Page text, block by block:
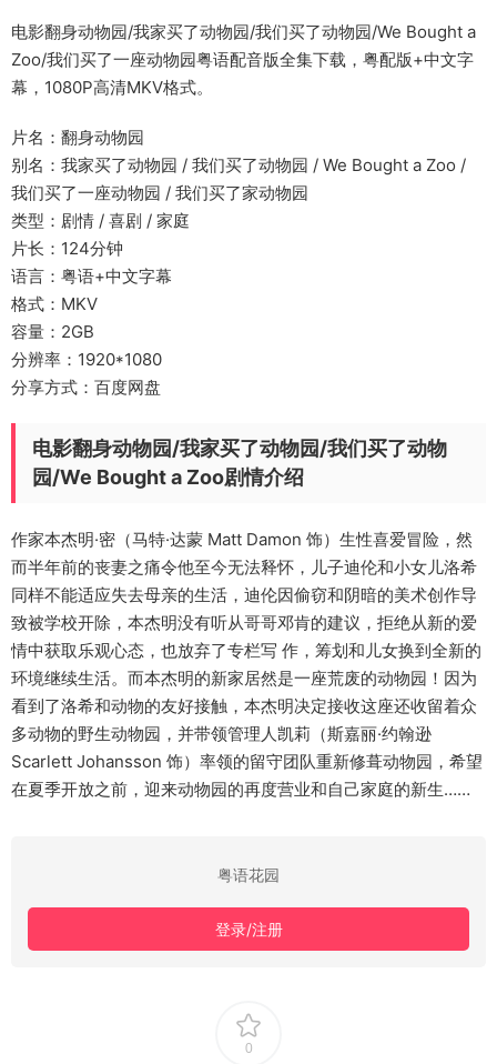
电影翻身动物园/我家买了动物园/我们买了动物园/We Bought a
Zoo/我们买了一座动物园粤语配音版全集下载，粤配版+中文字
幕，1080P高清MKV格式。
片名：翻身动物园
别名：我家买了动物园 / 我们买了动物园 / We Bought a Zoo /
我们买了一座动物园 / 我们买了家动物园
类型：剧情 / 喜剧 / 家庭
片长：124分钟
语言：粤语+中文字幕
格式：MKV
容量：2GB
分辨率：1920*1080
分享方式：百度网盘
电影翻身动物园/我家买了动物园/我们买了动物
园/We Bought a Zoo剧情介绍
作家本杰明·密（马特·达蒙 Matt Damon 饰）生性喜爱冒险，然
而半年前的丧妻之痛令他至今无法释怀，儿子迪伦和小女儿洛希
同样不能适应失去母亲的生活，迪伦因偷窃和阴暗的美术创作导
致被学校开除，本杰明没有听从哥哥邓肯的建议，拒绝从新的爱
情中获取乐观心态，也放弃了专栏写 作，筹划和儿女换到全新的
环境继续生活。而本杰明的新家居然是一座荒废的动物园！因为
看到了洛希和动物的友好接触，本杰明决定接收这座还收留着众
多动物的野生动物园，并带领管理人凯莉（斯嘉丽·约翰逊
Scarlett Johansson 饰）率领的留守团队重新修葺动物园，希望
在夏季开放之前，迎来动物园的再度营业和自己家庭的新生……
粤语花园
登录/注册
0